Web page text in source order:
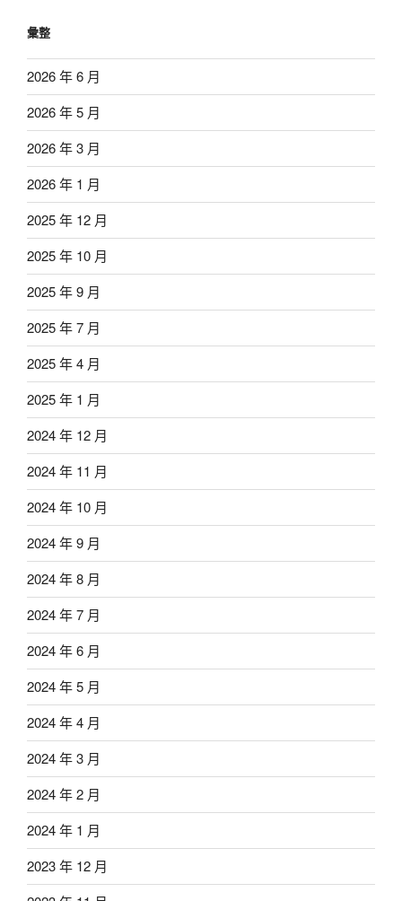
彙整
2026 年 6 月
2026 年 5 月
2026 年 3 月
2026 年 1 月
2025 年 12 月
2025 年 10 月
2025 年 9 月
2025 年 7 月
2025 年 4 月
2025 年 1 月
2024 年 12 月
2024 年 11 月
2024 年 10 月
2024 年 9 月
2024 年 8 月
2024 年 7 月
2024 年 6 月
2024 年 5 月
2024 年 4 月
2024 年 3 月
2024 年 2 月
2024 年 1 月
2023 年 12 月